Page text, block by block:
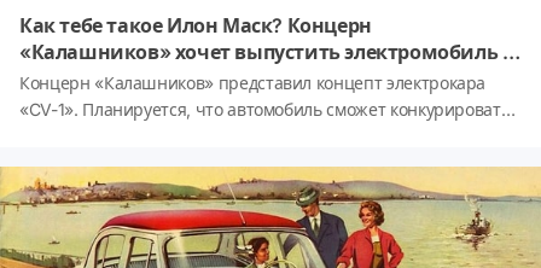
Как тебе такое Илон Маск? Концерн
«Калашников» хочет выпустить электромобиль в
ретро-стиле
Концерн «Калашников» представил концепт электрокара
«CV-1». Планируется, что автомобиль сможет конкурировать
средств, включая Tesla.